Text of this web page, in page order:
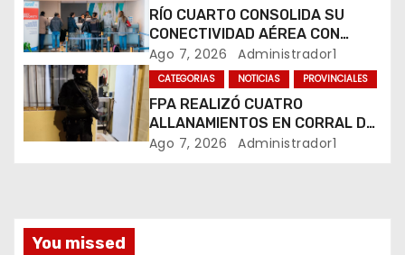
n
t
r
a
s
RÍO CUARTO CONSOLIDA SU
CONECTIVIDAD AÉREA CON
CUATRO VUELOS SEMANALES A
BUENOS AIRES
Ago 7, 2026 Administrador1
CATEGORIAS NOTICIAS PROVINCIALES
FPA REALIZÓ CUATRO
ALLANAMIENTOS EN CORRAL DE
BUSTOS-IFFLINGER
Ago 7, 2026 Administrador1
You missed